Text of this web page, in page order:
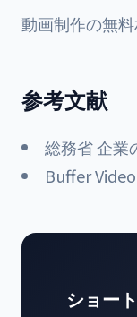
動画制作の無
参考文献
総務省 企業
Buffer
ショー